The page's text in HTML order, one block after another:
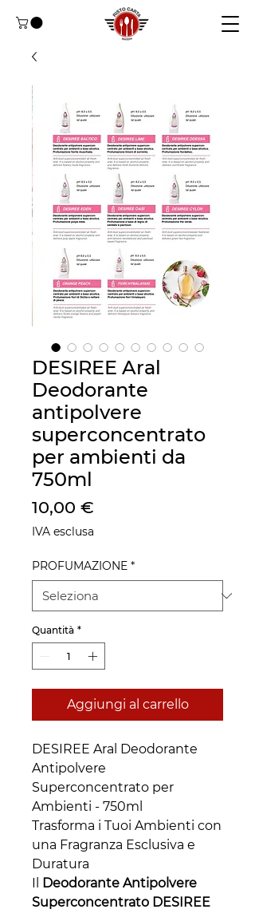
DESIREE Aral
Deodorante
antipolvere
superconcentrato
per ambienti da
750ml
10,00 €
IVA esclusa
PROFUMAZIONE *
Quantità *
Aggiungi al carrello
DESIREE Aral Deodorante
Antipolvere
Superconcentrato per
Ambienti - 750ml
Trasforma i Tuoi Ambienti con
una Fragranza Esclusiva e
Duratura
Il
Deodorante Antipolvere
Superconcentrato DESIREE